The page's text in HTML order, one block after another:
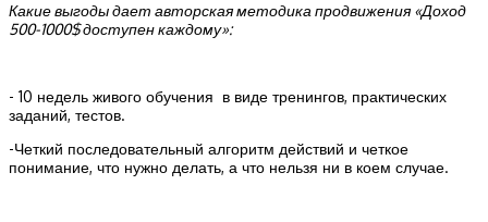
Какие выгоды дает авторская методика продвижения «Доход
500-1000$ доступен каждому»:
- 10 недель живого обучения в виде тренингов, практических
заданий, тестов.
-Четкий последовательный алгоритм действий и четкое
понимание, что нужно делать, а что нельзя ни в коем случае.